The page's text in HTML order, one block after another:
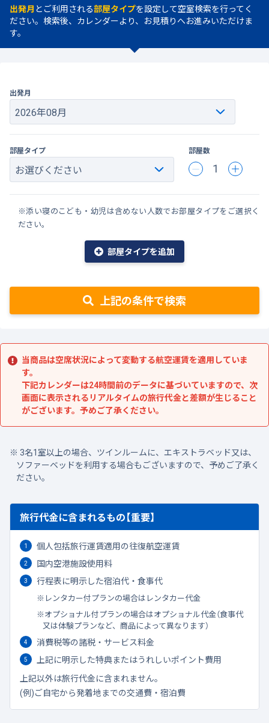
出発月 とご利用される部屋タイプを設定して空室検索を行ってく
ださい。検索後、カレンダーより、お見積りへお進みいただけま
す。
出発月
部屋タイプ 部屋数
1
※添い寝のこども・幼児は含めない人数でお部屋タイプをご選択く
ださい。
部屋タイプを追加
上記の条件で検索
当商品は空席状況によって変動する航空運賃を適用していま
す。
下記カレンダーは24時間前のデータに基づいていますので、次
画面に表示されるリアルタイムの旅行代金と差額が生じること
がございます。予めご了承ください。
3名1室以上の場合、ツインルームに、エキストラベッド又は、
ソファーベッドを利用する場合もございますので、予めご了承く
ださい。
旅行代金に含まれるもの【重要】
個人包括旅行運賃適用の往復航空運賃
国内空港施設使用料
行程表に明示した宿泊代・食事代
レンタカー付プランの場合はレンタカー代金
オプショナル付プランの場合はオプショナル代金（食事代
又は体験プランなど、商品によって異なります）
消費税等の諸税・サービス料金
上記に明示した特典またはうれしいポイント費用
上記以外は旅行代金に含まれません。
(例)ご自宅から発着地までの交通費・宿泊費